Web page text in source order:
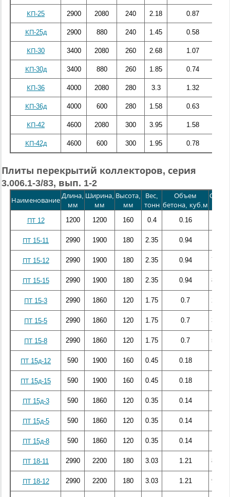
КП-25 2900 2080 240 2.18 0.87
КП-25д 2900 880 240 1.45 0.58
КП-30 3400 2080 260 2.68 1.07
КП-30д 3400 880 260 1.85 0.74
КП-36 4000 2080 280 3.3 1.32
КП-36д 4000 600 280 1.58 0.63
КП-42 4600 2080 300 3.95 1.58
КП-42д 4600 600 300 1.95 0.78
Плиты перекрытий коллекторов, серия
3.006.1-3/83, вып. 1-2
Наименование
Длина,
мм
Ширина,
мм
Высота,
мм
Вес,
тонн
Объем
бетона, куб.м
Сталь,
ПТ 12
1200 1200 160 0.4 0.16
ПТ 15-11 2990 1900 180 2.35 0.94
ПТ 15-12 2990 1900 180 2.35 0.94 71.59
ПТ 15-15 2990 1900 180 2.35 0.94 83.44
ПТ 15-3 2990 1860 120 1.75 0.7 25.26
ПТ 15-5 2990 1860 120 1.75 0.7 33.46
ПТ 15-8 2990 1860 120 1.75 0.7 55.98
ПТ 15д-12 590 1900 160 0.45 0.18
ПТ 15д-15 590 1900 160 0.45 0.18
ПТ 15д-3 590 1860 120 0.35 0.14
ПТ 15д-5 590 1860 120 0.35 0.14
ПТ 15д-8 590 1860 120 0.35 0.14
ПТ 18-11 2990 2200 180 3.03 1.21 85.48
ПТ 18-12 2990 2200 180 3.03 1.21 92.36